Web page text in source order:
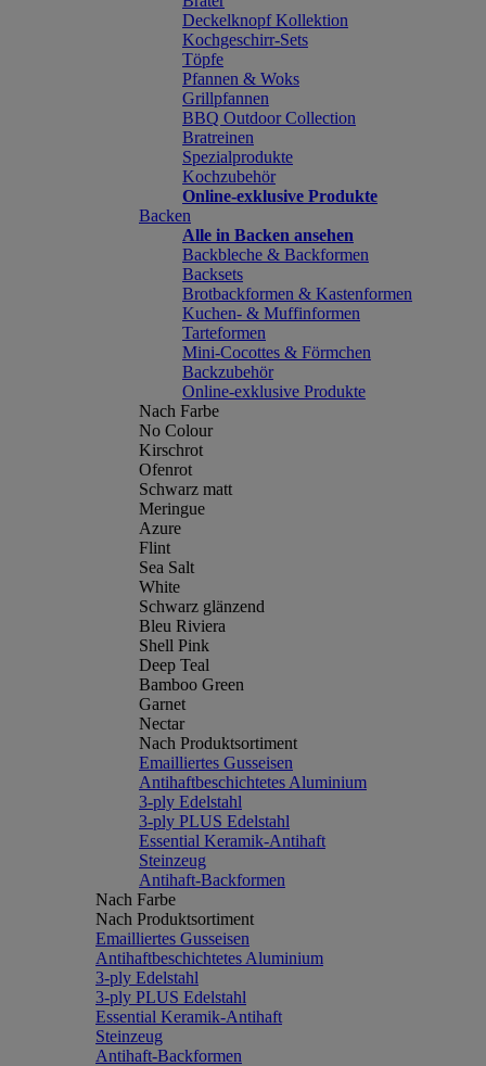
Deckelknopf Kollektion
Kochgeschirr-Sets
Töpfe
Pfannen & Woks
Grillpfannen
BBQ Outdoor Collection
Bratreinen
Spezialprodukte
Kochzubehör
Online-exklusive Produkte
Backen
Alle in Backen ansehen
Backbleche & Backformen
Backsets
Brotbackformen & Kastenformen
Kuchen- & Muffinformen
Tarteformen
Mini-Cocottes & Förmchen
Backzubehör
Online-exklusive Produkte
Nach Farbe
No Colour
Kirschrot
Ofenrot
Schwarz matt
Meringue
Azure
Flint
Sea Salt
White
Schwarz glänzend
Bleu Riviera
Shell Pink
Deep Teal
Bamboo Green
Garnet
Nectar
Nach Produktsortiment
Emailliertes Gusseisen
Antihaftbeschichtetes Aluminium
3-ply Edelstahl
3-ply PLUS Edelstahl
Essential Keramik-Antihaft
Steinzeug
Antihaft-Backformen
Nach Farbe
Nach Produktsortiment
Emailliertes Gusseisen
Antihaftbeschichtetes Aluminium
3-ply Edelstahl
3-ply PLUS Edelstahl
Essential Keramik-Antihaft
Steinzeug
Antihaft-Backformen